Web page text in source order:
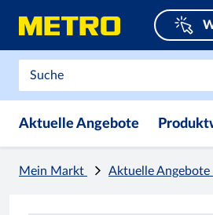
Aktuelle Angebote
Mein Markt Aktuelle Angebote